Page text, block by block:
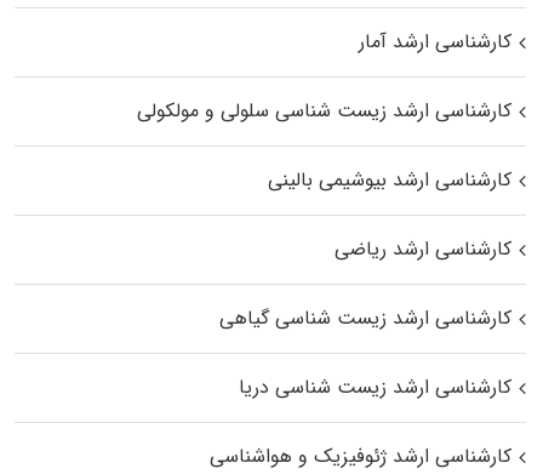
کارشناسی ارشد آمار
کارشناسی ارشد زیست شناسی سلولی و مولکولی
کارشناسی ارشد بیوشیمی بالینی
کارشناسی ارشد ریاضی
کارشناسی ارشد زیست‌ شناسی گیاهی
کارشناسی ارشد زیست‌ شناسی دریا
کارشناسی ارشد ژئوفیزیک و هواشناسی